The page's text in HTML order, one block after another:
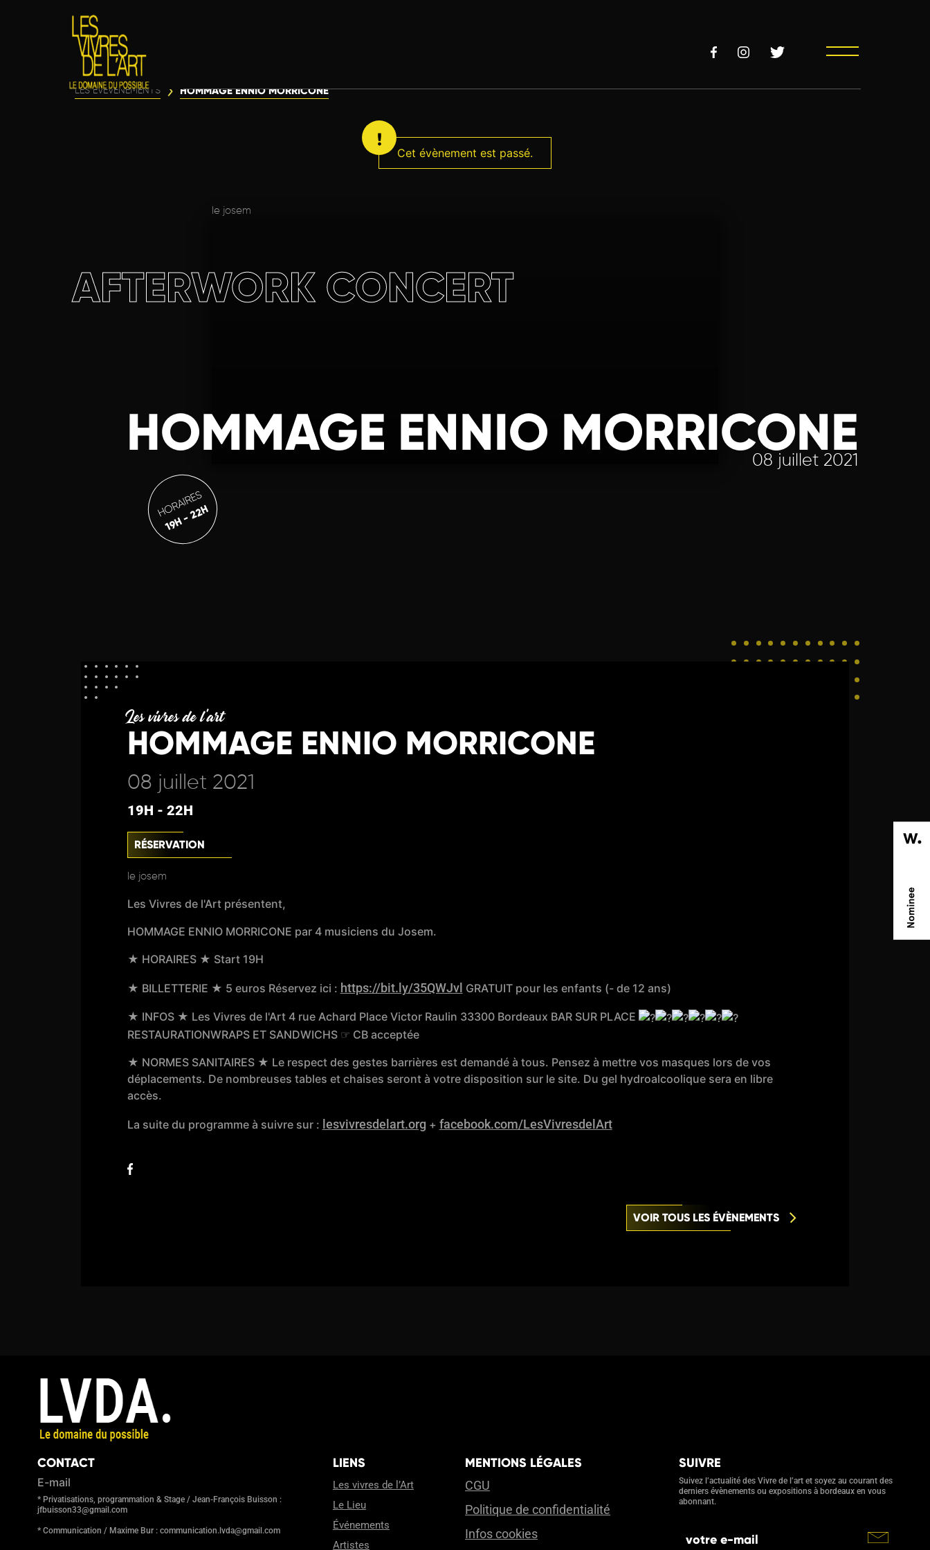
Cet évènement est passé.
LES ÉVÈVENEMENTS HOMMAGE ENNIO MORRICONE
le josem
HOMMAGE ENNIO MORRICONE
08 juillet 2021
AFTERWORK CONCERT
HORAIRES
19H - 22H
Les vivres de l'art
HOMMAGE ENNIO MORRICONE
08 juillet 2021
19H - 22H
RÉSERVATION
le josem
Les Vivres de l'Art présentent,
HOMMAGE ENNIO MORRICONE par 4 musiciens du Josem.
★ HORAIRES ★ Start 19H
★ BILLETTERIE ★ 5 euros Réservez ici : https://bit.ly/35QWJvl GRATUIT pour les enfants (- de 12 ans)
★ INFOS ★ Les Vivres de l'Art 4 rue Achard Place Victor Raulin 33300 Bordeaux BAR SUR PLACE
RESTAURATIONWRAPS ET SANDWICHS ☞ CB acceptée
★ NORMES SANITAIRES ★ Le respect des gestes barrières est demandé à tous. Pensez à mettre vos masques lors de vos
déplacements. De nombreuses tables et chaises seront à votre disposition sur le site. Du gel hydroalcoolique sera en libre
accès.
La suite du programme à suivre sur : lesvivresdelart.org + facebook.com/LesVivresdelArt
VOIR TOUS LES ÉVÈNEMENTS
CONTACT
E-mail
* Privatisations, programmation & Stage / Jean-François Buisson :
jfbuisson33@gmail.com
* Communication / Maxime Bur : communication.lvda@gmail.com
LIENS
Les vivres de l’Art
Le Lieu
Événements
Artistes
MENTIONS LÉGALES
CGU
Politique de confidentialité
Infos cookies
SUIVRE
Suivez l’actualité des Vivre de l’art et soyez au courant des
derniers évènements ou expositions à bordeaux en vous
abonnant.